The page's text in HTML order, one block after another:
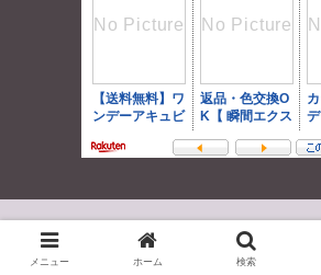
© 2004-2026 くまおのチル
メニュー ホーム 検索